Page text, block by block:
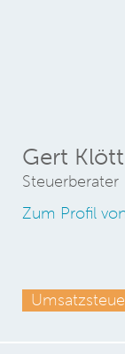
Gert
Steuerberater
Zum Profil